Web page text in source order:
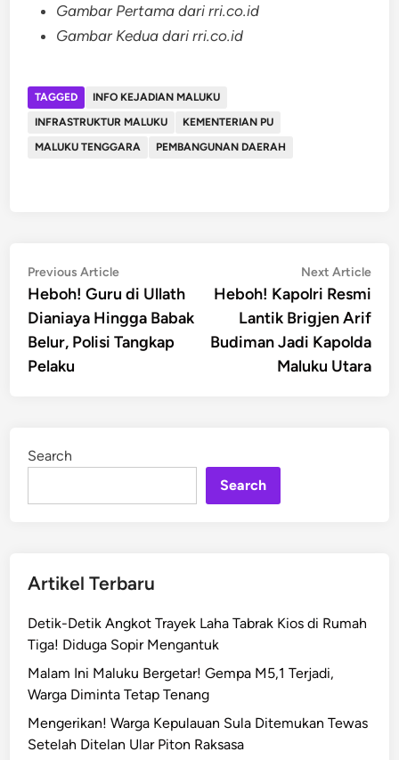
Gambar Pertama dari rri.co.id
Gambar Kedua dari rri.co.id
TAGGED
INFO KEJADIAN MALUKU
INFRASTRUKTUR MALUKU
KEMENTERIAN PU
MALUKU TENGGARA
PEMBANGUNAN DAERAH
Post
navigation
Previous ArticlePrevious
article:
Heboh! Guru di Ullath
Dianiaya Hingga Babak
Belur, Polisi Tangkap
Pelaku
Next Article
Heboh! Kapolri Resmi
Lantik Brigjen Arif
Budiman Jadi Kapolda
Maluku Utara
Search
Search
Artikel Terbaru
Detik-Detik Angkot Trayek Laha Tabrak Kios di Rumah
Tiga! Diduga Sopir Mengantuk
Malam Ini Maluku Bergetar! Gempa M5,1 Terjadi,
Warga Diminta Tetap Tenang
Mengerikan! Warga Kepulauan Sula Ditemukan Tewas
Setelah Ditelan Ular Piton Raksasa